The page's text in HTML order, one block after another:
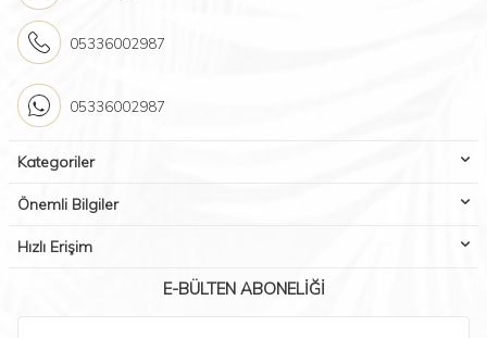
05336002987
05336002987
Kategoriler
Önemli Bilgiler
Hızlı Erişim
E-BÜLTEN ABONELIĞI